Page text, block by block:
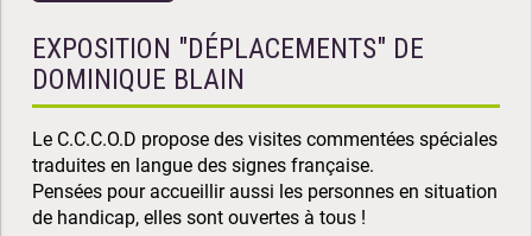
EXPOSITION "DÉPLACEMENTS" DE
DOMINIQUE BLAIN
Le C.C.C.O.D propose des visites commentées spéciales
traduites en langue des signes française.
Pensées pour accueillir aussi les personnes en situation
de handicap, elles sont ouvertes à tous !